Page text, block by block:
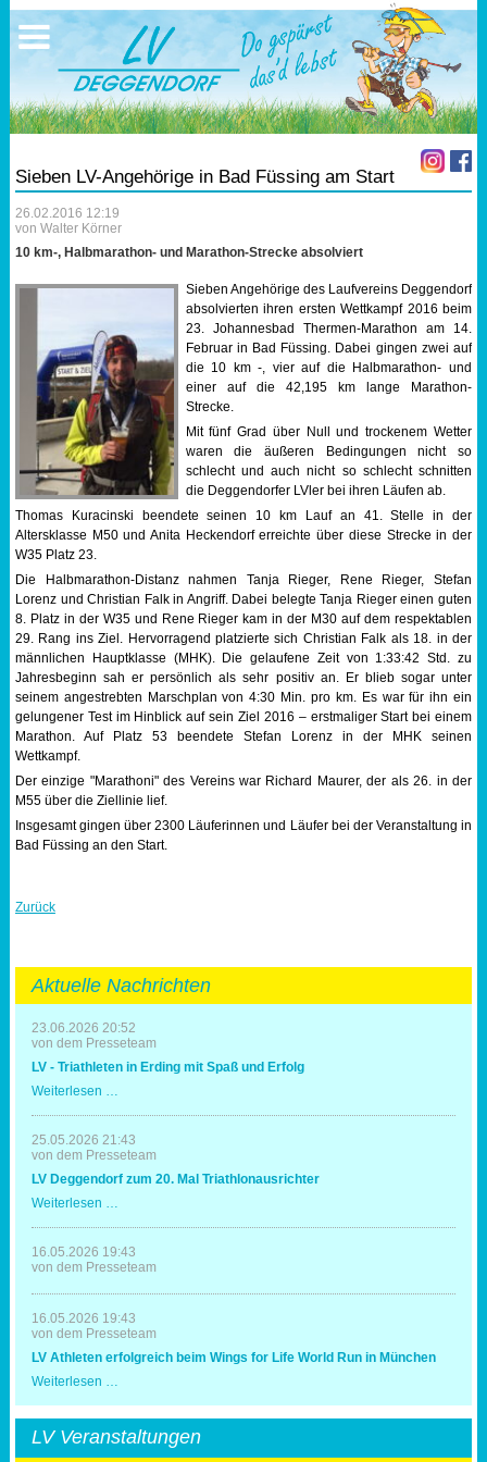
Sieben LV-Angehörige in Bad Füssing am Start
26.02.2016 12:19
von Walter Körner
10 km-, Halbmarathon- und Marathon-Strecke absolviert
Sieben Angehörige des Laufvereins Deggendorf
absolvierten ihren ersten Wettkampf 2016 beim
23. Johannesbad Thermen-Marathon am 14.
Februar in Bad Füssing. Dabei gingen zwei auf
die 10 km -, vier auf die Halbmarathon- und
einer auf die 42,195 km lange Marathon-
Strecke.
Mit fünf Grad über Null und trockenem Wetter
waren die äußeren Bedingungen nicht so
schlecht und auch nicht so schlecht schnitten
die Deggendorfer LVler bei ihren Läufen ab.
Thomas Kuracinski beendete seinen 10 km Lauf an 41. Stelle in der
Altersklasse M50 und Anita Heckendorf erreichte über diese Strecke in der
W35 Platz 23.
Die Halbmarathon-Distanz nahmen Tanja Rieger, Rene Rieger, Stefan
Lorenz und Christian Falk in Angriff. Dabei belegte Tanja Rieger einen guten
8. Platz in der W35 und Rene Rieger kam in der M30 auf dem respektablen
29. Rang ins Ziel. Hervorragend platzierte sich Christian Falk als 18. in der
männlichen Hauptklasse (MHK). Die gelaufene Zeit von 1:33:42 Std. zu
Jahresbeginn sah er persönlich als sehr positiv an. Er blieb sogar unter
seinem angestrebten Marschplan von 4:30 Min. pro km. Es war für ihn ein
gelungener Test im Hinblick auf sein Ziel 2016 – erstmaliger Start bei einem
Marathon. Auf Platz 53 beendete Stefan Lorenz in der MHK seinen
Wettkampf.
Der einzige "Marathoni" des Vereins war Richard Maurer, der als 26. in der
M55 über die Ziellinie lief.
Insgesamt gingen über 2300 Läuferinnen und Läufer bei der Veranstaltung in
Bad Füssing an den Start.
Zurück
Aktuelle Nachrichten
23.06.2026 20:52
von dem Presseteam
LV - Triathleten in Erding mit Spaß und Erfolg
Weiterlesen …
Triathleten
in
Erding
Spaß
Erfolg
25.05.2026 21:43
von dem Presseteam
LV Deggendorf zum 20. Mal Triathlonausrichter
Weiterlesen …
zum
20.
Mal
16.05.2026 19:43
von dem Presseteam
16.05.2026 19:43
von dem Presseteam
LV Athleten erfolgreich beim Wings for Life World Run in München
Weiterlesen …
beim
Wings
for
LV Veranstaltungen
Sportangebote
Trainingszeiten
Laufen
Lauf 10
Triathlon
Schwimmen
Orientierungslauf
Nachwuchsförderung
Sportabzeichen
Tempo & Gymnastik
Ausschreibungen
17.05.2026 Triathlon
Ergebnisse
Ergebnisse
Mitgliedschaft
Vereinskleidung
Vorstandschaft
Übungs- Gruppenleiter
SEPA Info
Bankverbindung